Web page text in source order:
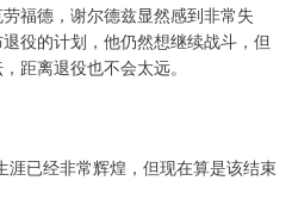
福德，谢尔德兹显然感到非常失
役的计划，他仍然想继续战斗，但
距离退役也不会太远。
涯已经非常辉煌，但现在算是该结束